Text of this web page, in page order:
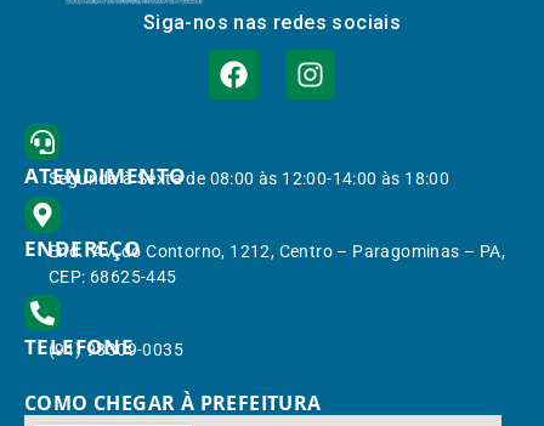
Siga-nos nas redes sociais
ATENDIMENTO
Segunda à Sexta de 08:00 às 12:00-14:00 às 18:00
ENDEREÇO
End.: Av. do Contorno, 1212, Centro – Paragominas – PA,
CEP: 68625-445
TELEFONE
(91) 98309-0035
COMO CHEGAR À PREFEITURA